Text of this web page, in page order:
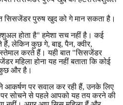
सिसजेंडर पुरुष खुद को गे मान सकता है।
होता है" हमेशा सच नहीं है। कई
लेकिन कुछ गे, बाइ, पैन, क्वीर,
करते हैं। यही बात "सिसजेंडर
महिला होना यह नहीं बताता कि कोई
और है।
आकर्षण पर सवाल कर रही हैं, उनके लिए
पर सोचने से पहले आपको यह तय करने की